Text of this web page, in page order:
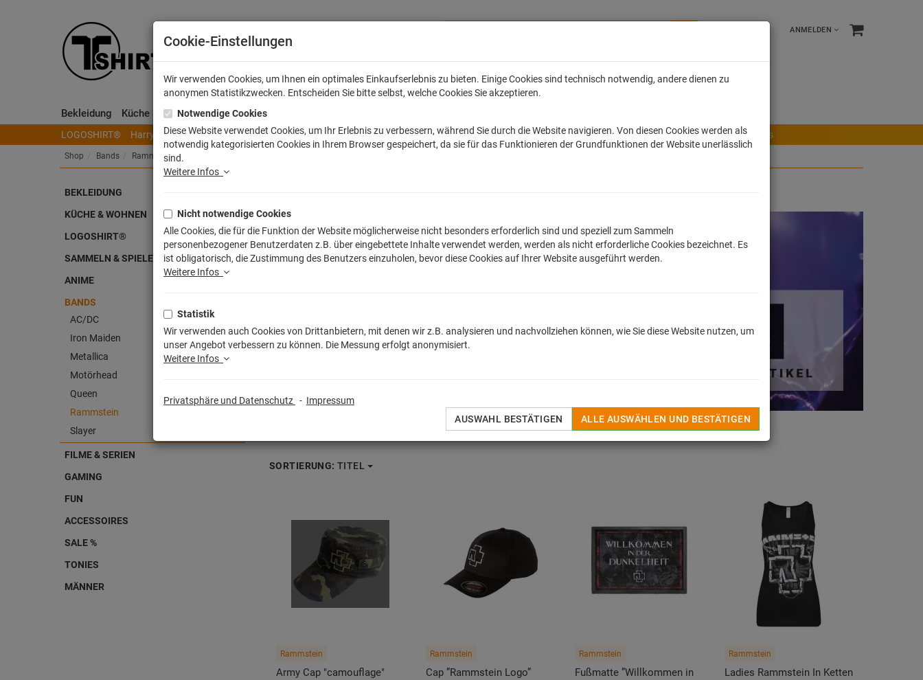
ANMELDEN
Bekleidung Küche & Wohnen Sammeln & Spielen
LOGOSHIRT® Harry Potter Herr der Ringe Disney Star Wars Game of Thrones Marvel DC Comics Die Sendung mit der Maus Ravensburger Spiele Tonies
Shop Bands Rammstein
BEKLEIDUNG
KÜCHE & WOHNEN
LOGOSHIRT®
SAMMELN & SPIELEN
ANIME
BANDS
AC/DC
Iron Maiden
Metallica
Motörhead
Queen
Rammstein
Slayer
FILME & SERIEN
GAMING
FUN
ACCESSOIRES
SALE %
TONIES
MÄNNER
SORTIERUNG: TITEL
Rammstein
Army Cap "camouflage"
Rammstein
Cap ”Rammstein Logo”
Rammstein
Fußmatte ”Willkommen in
Rammstein
Ladies Rammstein In Ketten
Cookie-Einstellungen
Wir verwenden Cookies, um Ihnen ein optimales Einkaufserlebnis zu bieten. Einige Cookies sind technisch notwendig, andere dienen zu
anonymen Statistikzwecken. Entscheiden Sie bitte selbst, welche Cookies Sie akzeptieren.
Notwendige Cookies
Diese Website verwendet Cookies, um Ihr Erlebnis zu verbessern, während Sie durch die Website navigieren. Von diesen Cookies werden als
notwendig kategorisierten Cookies in Ihrem Browser gespeichert, da sie für das Funktionieren der Grundfunktionen der Website unerlässlich
sind.
Weitere Infos
Nicht notwendige Cookies
Alle Cookies, die für die Funktion der Website möglicherweise nicht besonders erforderlich sind und speziell zum Sammeln
personenbezogener Benutzerdaten z.B. über eingebettete Inhalte verwendet werden, werden als nicht erforderliche Cookies bezeichnet. Es
ist obligatorisch, die Zustimmung des Benutzers einzuholen, bevor diese Cookies auf Ihrer Website ausgeführt werden.
Weitere Infos
Statistik
Wir verwenden auch Cookies von Drittanbietern, mit denen wir z.B. analysieren und nachvollziehen können, wie Sie diese Website nutzen, um
unser Angebot verbessern zu können. Die Messung erfolgt anonymisiert.
Weitere Infos
Privatsphäre und Datenschutz - Impressum
AUSWAHL BESTÄTIGEN
ALLE AUSWÄHLEN UND BESTÄTIGEN